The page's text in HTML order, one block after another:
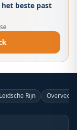
beste past
Leidsche Rijn Overvecht